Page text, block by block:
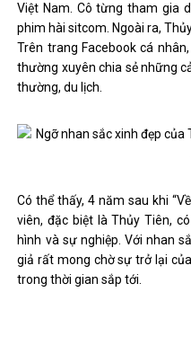
Việt Nam. Cô từng tham gia
phim hài sitcom. Ngoài ra,
Trên trang Facebook cá
thường xuyên chia sẻ những
thường, du lịch.
Có thể thấy, 4 năm sau khi
viên, đặc biệt là Thủy Tiên,
hình và sự nghiệp. Với nhan
giả rất mong chờ sự trở lại
trong thời gian sắp tới.